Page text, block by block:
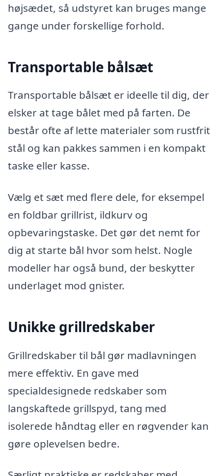
højsædet, så udstyret kan bruges mange
gange under forskellige forhold.
Transportable bålsæt
Transportable bålsæt er ideelle til dig, der
elsker at tage bålet med på farten. De
består ofte af lette materialer som rustfrit
stål og kan pakkes sammen i en kompakt
taske eller kasse.
Vælg et sæt med flere dele, for eksempel
en foldbar grillrist, ildkurv og
opbevaringstaske. Det gør det nemt for
dig at starte bål hvor som helst. Nogle
modeller har også bund, der beskytter
underlaget mod gnister.
Unikke grillredskaber
Grillredskaber til bål gør madlavningen
mere effektiv. En gave med
specialdesignede redskaber som
langskaftede grillspyd, tang med
isolerede håndtag eller en røgvender kan
gøre oplevelsen bedre.